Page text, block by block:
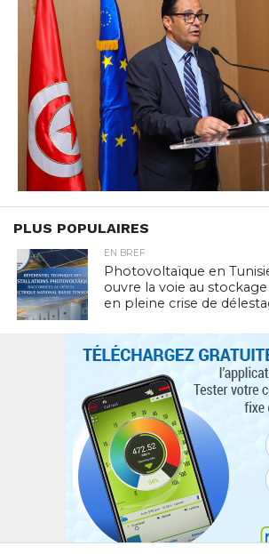
PLUS POPULAIRES
EN BREF
Photovoltaïque en
ouvre la voie au
en pleine crise de